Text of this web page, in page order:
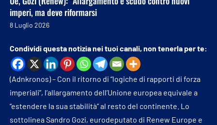
imperi, ma deve riformarsi
8 Luglio 2026
Condividi questa notizia nei tuoi canali, non tenerla per te:
(Adnkronos) – Con il ritorno di “logiche di rapporti di forza
imperiali”, l’allargamento dell’Unione europea equivale a
“estendere la sua stabilità” al resto del continente. Lo
sottolinea Sandro Gozi, eurodeputato di Renew Europe e